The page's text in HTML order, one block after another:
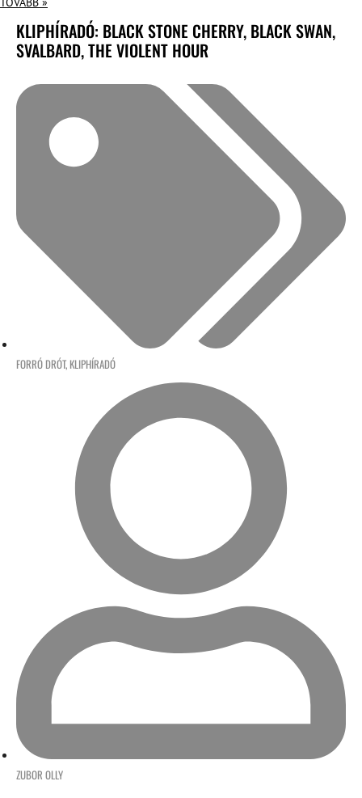
KLIPHÍRADÓ: BLACK STONE CHERRY, BLACK SWAN,
SVALBARD, THE VIOLENT HOUR
FORRÓ DRÓT, KLIPHÍRADÓ
ZUBOR OLLY